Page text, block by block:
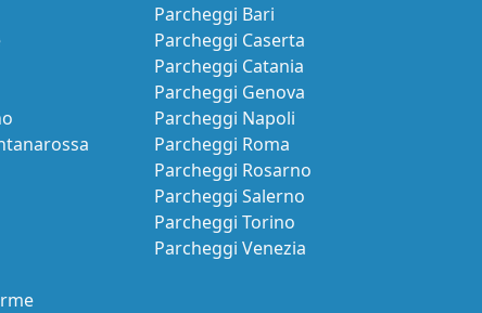
Parcheggi Bari
Parcheggi Caserta
Parcheggi Catania
Parcheggi Genova
Parcheggi Napoli
Parcheggi Roma
Parcheggi Rosarno
Parcheggi Salerno
Parcheggi Torino
Parcheggi Venezia